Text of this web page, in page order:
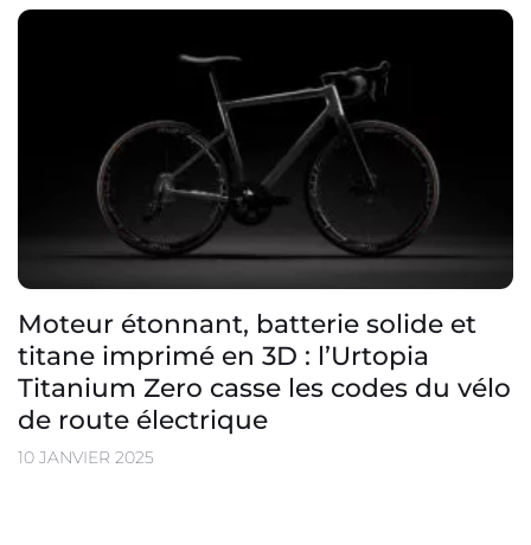
Moteur étonnant, batterie solide et
titane imprimé en 3D : l’Urtopia
Titanium Zero casse les codes du vélo
de route électrique
10 JANVIER 2025